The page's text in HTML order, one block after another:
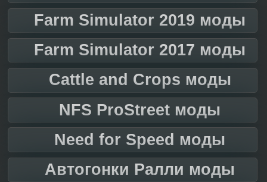
Farm Simulator 2019 моды
Farm Simulator 2017 моды
Cattle and Crops моды
NFS ProStreet моды
Need for Speed моды
Автогонки Ралли моды